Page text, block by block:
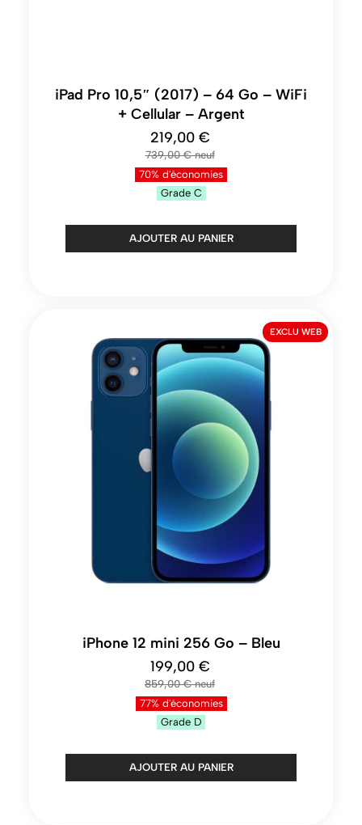
iPad Pro 10,5″ (2017) – 64 Go – WiFi
+ Cellular – Argent
219,00 €
739,00 €
70% d'économies
Grade C
AJOUTER AU PANIER
EXCLU WEB
iPhone 12 mini 256 Go – Bleu
199,00 €
859,00 €
77% d'économies
Grade D
AJOUTER AU PANIER